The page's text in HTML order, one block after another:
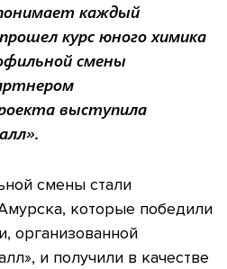
каждый
курс юного химика
смены
выступила
смены стали
которые победили
организованной
и получили в качестве